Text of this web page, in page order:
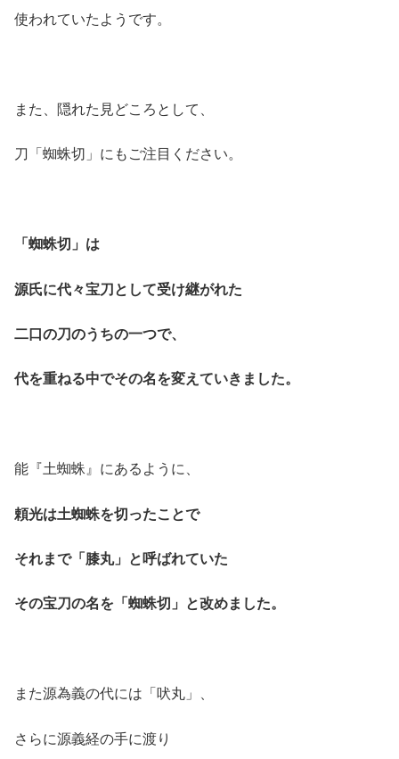
使われていたようです。
また、隠れた見どころとして、
刀「蜘蛛切」にもご注目ください。
「蜘蛛切」は
源氏に代々宝刀として受け継がれた
二口の刀のうちの一つで、
代を重ねる中でその名を変えていきました。
能『土蜘蛛』にあるように、
頼光は土蜘蛛を切ったことで
それまで「膝丸」と呼ばれていた
その宝刀の名を「蜘蛛切」と改めました。
また源為義の代には「吠丸」、
さらに源義経の手に渡り